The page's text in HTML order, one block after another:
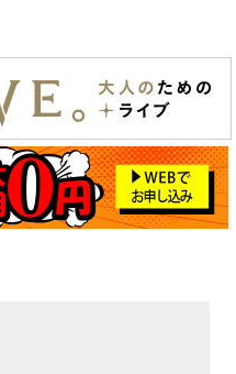
22:00
大人のための名曲セレクション ～バン
ド編～【歌詞入り】
22:30
今推したい! エムオン!おすすめミュー
ジックビデオ特集＜#28＞
23:00